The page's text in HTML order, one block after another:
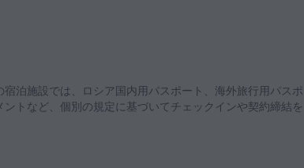
トなど、個別の規定に基づいてチェックインや契約締結を